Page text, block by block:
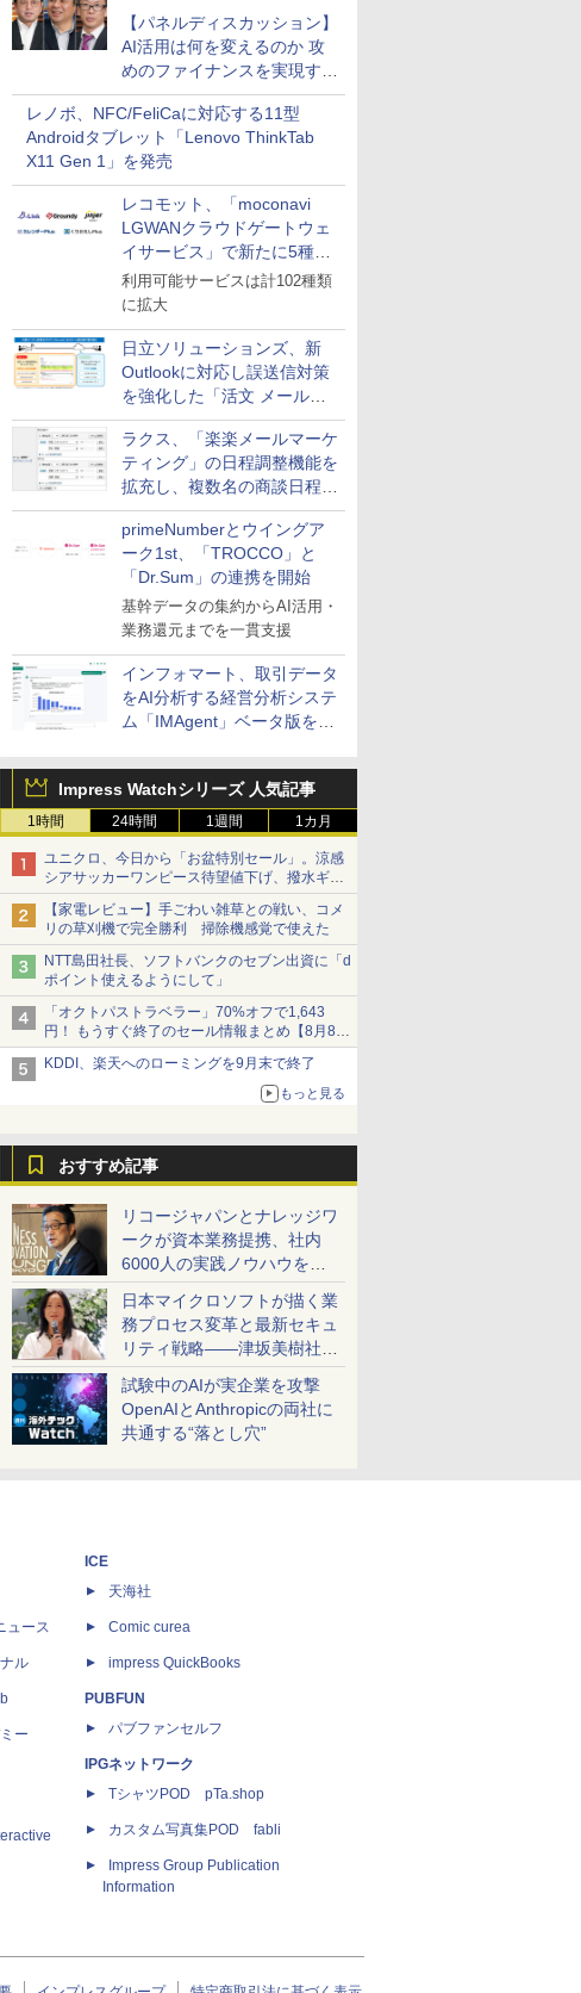
【パネルディスカッション】
AI活用は何を変えるのか 攻
めのファイナンスを実現する
業務設計とマインドセット変
革
レノボ、NFC/FeliCaに対応する11型
Androidタブレット「Lenovo ThinkTab
X11 Gen 1」を発売
レコモット、「moconavi
LGWANクラウドゲートウェ
イサービス」で新たに5種類
のサービスと連携開始
利用可能サービスは計102種類
に拡大
日立ソリューションズ、新
Outlookに対応し誤送信対策
を強化した「活文 メール誤
送信防止アドインサービス」
を提供
ラクス、「楽楽メールマーケ
ティング」の日程調整機能を
拡充し、複数名の商談日程調
整を効率化
primeNumberとウイングア
ーク1st、「TROCCO」と
「Dr.Sum」の連携を開始
基幹データの集約からAI活用・
業務還元までを一貫支援
インフォマート、取引データ
をAI分析する経営分析システ
ム「IMAgent」ベータ版を提
Impress Watchシリーズ 人気記事
1時間 24時間 1週間 1カ月
ユニクロ、今日から「お盆特別セール」。涼感
シアサッカーワンピース待望値下げ、撥水ギア
ショーツは1990円に
【家電レビュー】手ごわい雑草との戦い、コメ
リの草刈機で完全勝利 掃除機感覚で使えた
NTT島田社長、ソフトバンクのセブン出資に「d
ポイント使えるようにして」
「オクトパストラベラー」70%オフで1,643
円！ もうすぐ終了のセール情報まとめ【8月8日
更新】
ニンテンドーeショップでは「大神 絶景版」が
KDDI、楽天へのローミングを9月末で終了
もっと見る
おすすめ記事
リコージャパンとナレッジワ
ークが資本業務提携、社内
6000人の実践ノウハウを生
かした「AI商談記録 for
RICOH」を展開へ
日本マイクロソフトが描く業
務プロセス変革と最新セキュ
リティ戦略――津坂美樹社長
が2027年度戦略を説明
試験中のAIが実企業を攻撃
OpenAIとAnthropicの両社に
共通する“落とし穴”
ュース
ル
ー
ICE
天海社
Comic curea
impress QuickBooks
PUBFUN
パブファンセルフ
IPGネットワーク
TシャツPOD pTa.shop
カスタム写真集POD fabli
Impress Group Publication
Information